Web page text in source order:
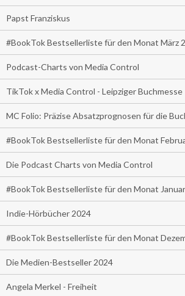
Papst Franziskus
#BookTok Bestsellerliste für den Monat März
Podcast-Charts von Media Control
TikTok x Media Control - Leipziger Buchmesse
MC Folio: Präzise Absatzprognosen für die
#BookTok Bestsellerliste für den Monat
Die Podcast Charts von Media Control
#BookTok Bestsellerliste für den Monat
Indie-Hörbücher 2024
#BookTok Bestsellerliste für den Monat
Die Medien-Bestseller 2024
Angela Merkel - Freiheit